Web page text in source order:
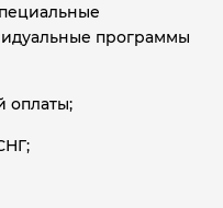
программы
оплаты;